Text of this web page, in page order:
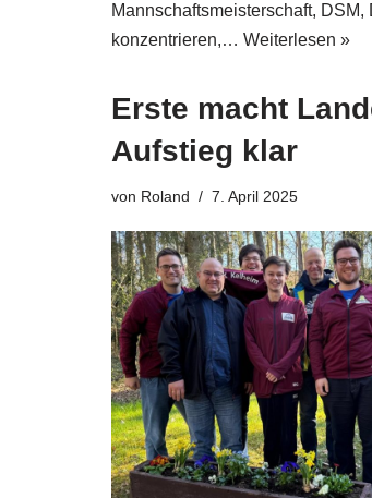
Mannschaftsmeisterschaft, DSM,
konzentrieren,… Weiterlesen »
Erste macht
Aufstieg klar
von Roland 7. April 2025